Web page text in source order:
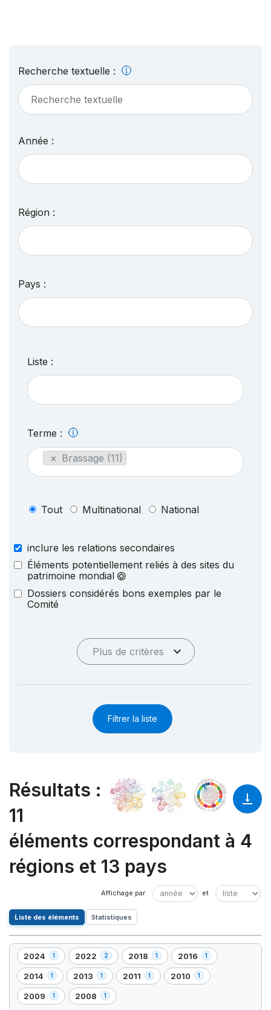
Recherche textuelle :
Année :
Région :
Pays :
Liste :
Terme :
× Brassage (11)
Tout Multinational National
inclure les relations secondaires
Éléments potentiellement reliés à des sites du
patrimoine mondial
Dossiers considérés bons exemples par le
Comité
Plus de critères
Filtrer la liste
Résultats :
11
éléments correspondant à 4
régions et 13 pays
Liste des éléments Statistiques
2024 1
,
1
élément(s)
2022 2
,
2
élément(s)
2018 1
,
1
élément(s)
2016 1
,
1
élément(s)
2014 1
,
1
élément(s)
2013 1
,
1
élément(s)
2011 1
,
2010 1
,
2009 1
,
2008 1
,